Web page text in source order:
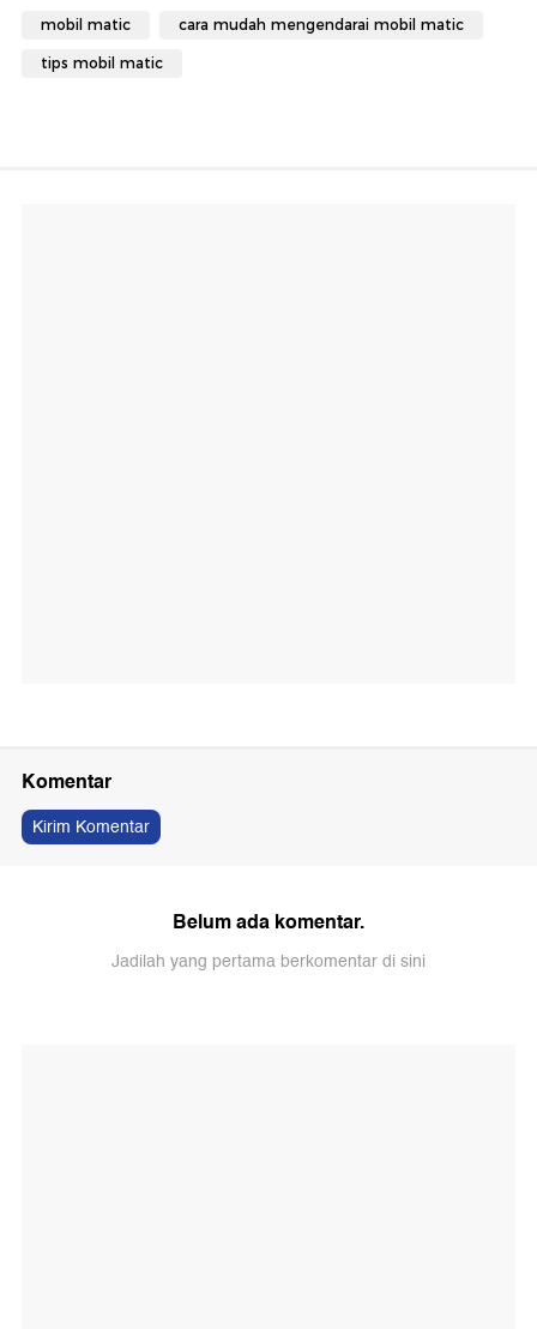
mobil matic cara mudah mengendarai mobil matic
tips mobil matic
Komentar
Kirim Komentar
Belum ada komentar.
Jadilah yang pertama berkomentar di sini